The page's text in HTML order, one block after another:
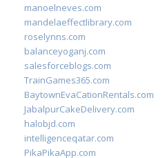
manoelneves.com
mandelaeffectlibrary.com
roselynns.com
balanceyoganj.com
salesforceblogs.com
TrainGames365.com
BaytownEvaCationRentals.com
JabalpurCakeDelivery.com
halobjd.com
intelligenceqatar.com
PikaPikaApp.com